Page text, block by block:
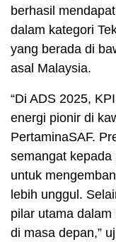
berhasil
dalam kategori
yang berada di
asal Malaysia.
“Di ADS 2025,
energi pionir di
PertaminaSAF.
semangat
untuk
lebih unggul.
pilar utama
di masa depan,”